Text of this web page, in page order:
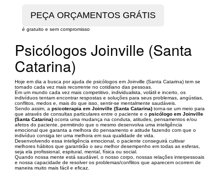
é gratuito e sem compromisso
Psicólogos Joinville (Santa
Catarina)
Hoje em dia a busca por ajuda de psicólogos em Joinville (Santa Catarina) tem se
tornado cada vez mais recorrente no cotidiano das pessoas.
Em um mundo cada vez mais competitivo, individualista, volátil e incerto, os
indivíduos tentam encontrar respostas e soluções para seus problemas, angústias,
conflitos, medos e, mais do que isso, sentir-se mentalmente saudáveis.
Sendo assim, a psicoterapia em Joinville (Santa Catarina) torna-se um meio para
que através de consultas particulares entre o paciente e o psicólogo em Joinville
(Santa Catarina) ocorra uma mudança na conduta, atitudes, pensamentos e/ou
afetos do paciente, permitindo que o mesmo desenvolva uma inteligência
emocional que garanta a melhora do pensamento e atitude fazendo com que o
indivíduo consiga ter uma melhora em sua qualidade de vida.
Desenvolvendo essa inteligência emocional, o paciente conseguirá cultivar
melhores hábitos que garantirão o seu melhor desempenho em todas as esferas,
seja ela profissional, espitural, mental, física ou social.
Quando nossa mente está saudável, o nosso corpo, nossas relações interpessoais
e nossa capacidade de resolver os problemas/conflitos que aparecem ocorrem de
maneira muito mais fácil e eficaz.